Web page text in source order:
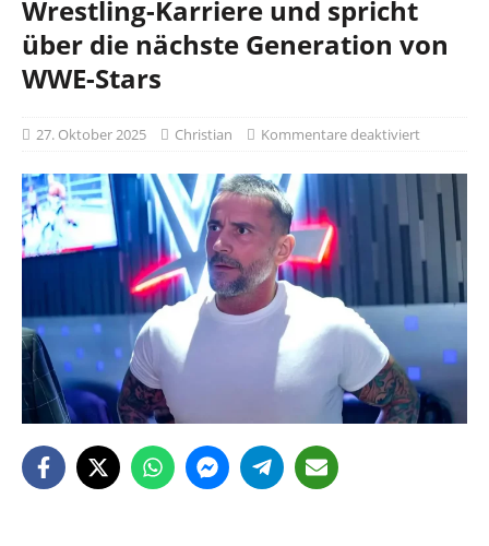
Wrestling-Karriere und spricht
über die nächste Generation von
WWE-Stars
27. Oktober 2025 Christian Kommentare deaktiviert